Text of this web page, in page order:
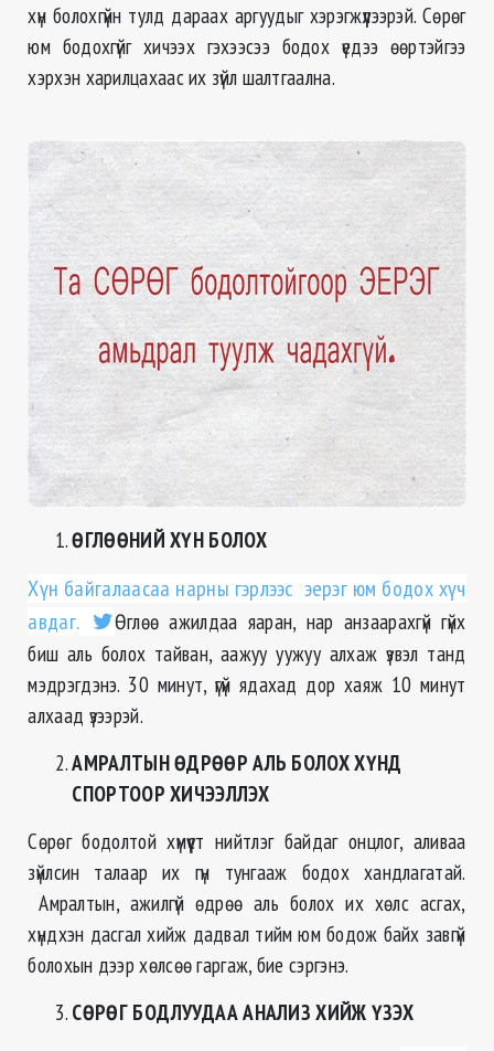
хүн болохгүйн тулд дараах аргуудыг хэрэгжүүлээрэй. Сөрөг
юм бодохгүйг хичээх гэхээсээ бодох үедээ өөртэйгээ
хэрхэн харилцахаас их зүйл шалтгаална.
ӨГЛӨӨНИЙ ХҮН БОЛОХ
Хүн байгалаасаа нарны гэрлээс эерэг юм бодох хүч
авдаг.
Өглөө ажилдаа яаран, нар анзаарахгүй гүйх
биш аль болох тайван, аажуу уужуу алхаж үзвэл танд
мэдрэгдэнэ. 30 минут, үгүй ядахад дор хаяж 10 минут
алхаад үзээрэй.
АМРАЛТЫН ӨДРӨӨР АЛЬ БОЛОХ ХҮНД
СПОРТООР ХИЧЭЭЛЛЭХ
Сөрөг бодолтой хүмүүст нийтлэг байдаг онцлог, аливаа
зүйлсин талаар их гүн тунгааж бодох хандлагатай.
Амралтын, ажилгүй өдрөө аль болох их хөлс асгах,
хүндхэн дасгал хийж дадвал тийм юм бодож байх завгүй
болохын дээр хөлсөө гаргаж, бие сэргэнэ.
СӨРӨГ БОДЛУУДАА АНАЛИЗ ХИЙЖ ҮЗЭХ